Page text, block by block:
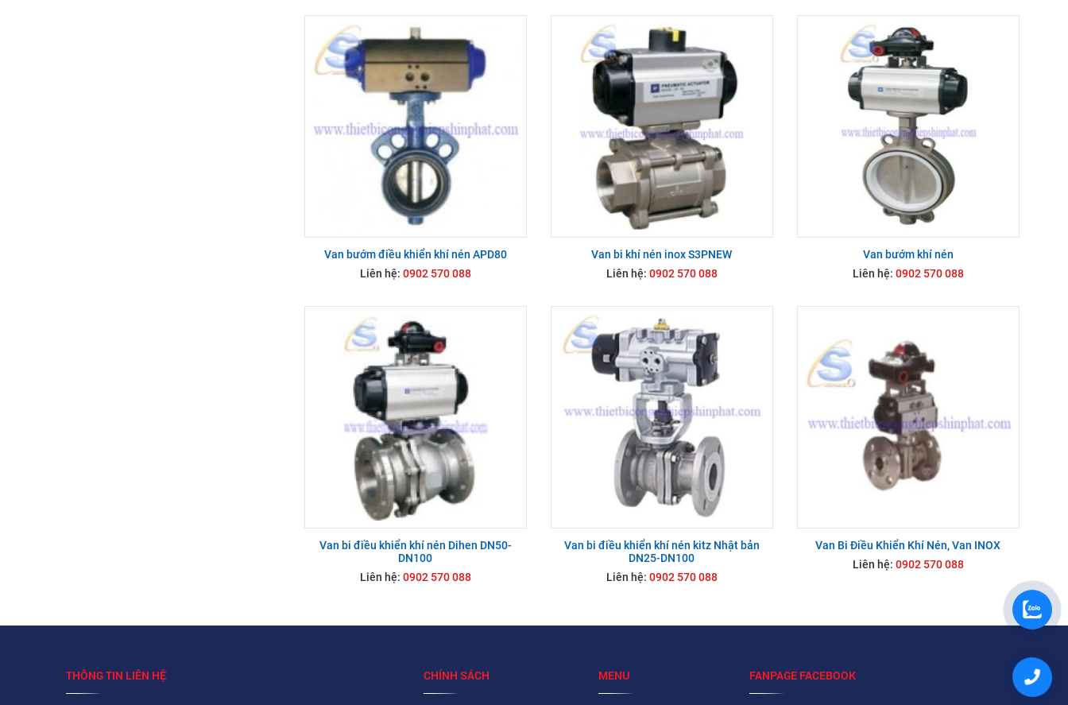
Van bướm điều khiển khí nén APD80
Liên hệ: 0902 570 088
Van bi khí nén inox S3PNEW
Liên hệ: 0902 570 088
Van bướm khí nén
Liên hệ: 0902 570 088
Van bi điều khiển khí nén Dihen DN50-
DN100
Liên hệ: 0902 570 088
Van bi điều khiển khí nén kitz Nhật bản
DN25-DN100
Liên hệ: 0902 570 088
Van Bi Điều Khiển Khí Nén, Van INOX
Liên hệ: 0902 570 088
THÔNG TIN LIÊN HỆ CHÍNH SÁCH MENU FANPAGE FACEBOOK